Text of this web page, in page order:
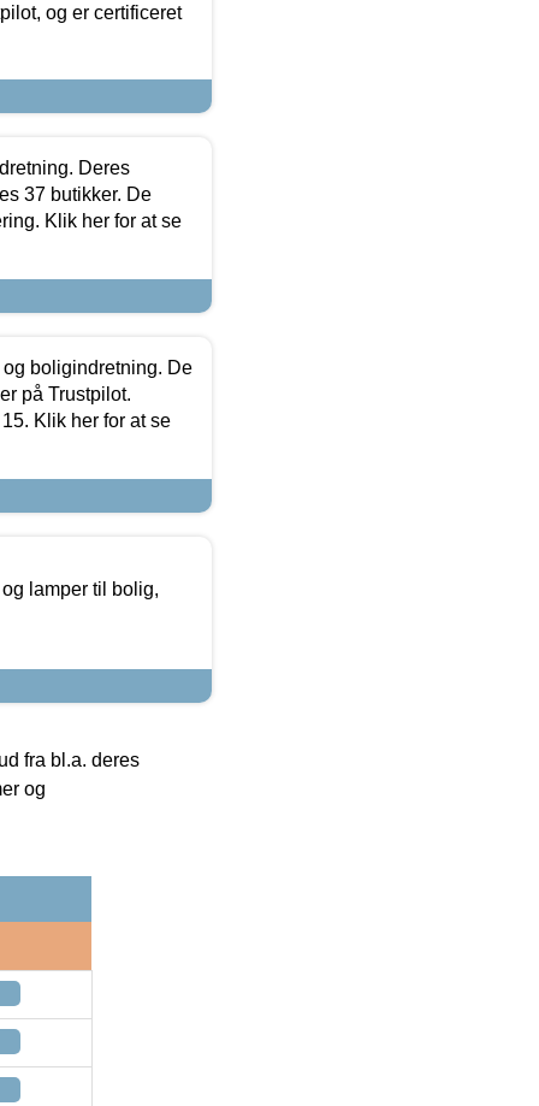
og er certificeret
Deres
37 butikker. De
Klik her for at se
boligindretning. De
på Trustpilot.
Klik her for at se
lamper til bolig,
fra bl.a. deres
og